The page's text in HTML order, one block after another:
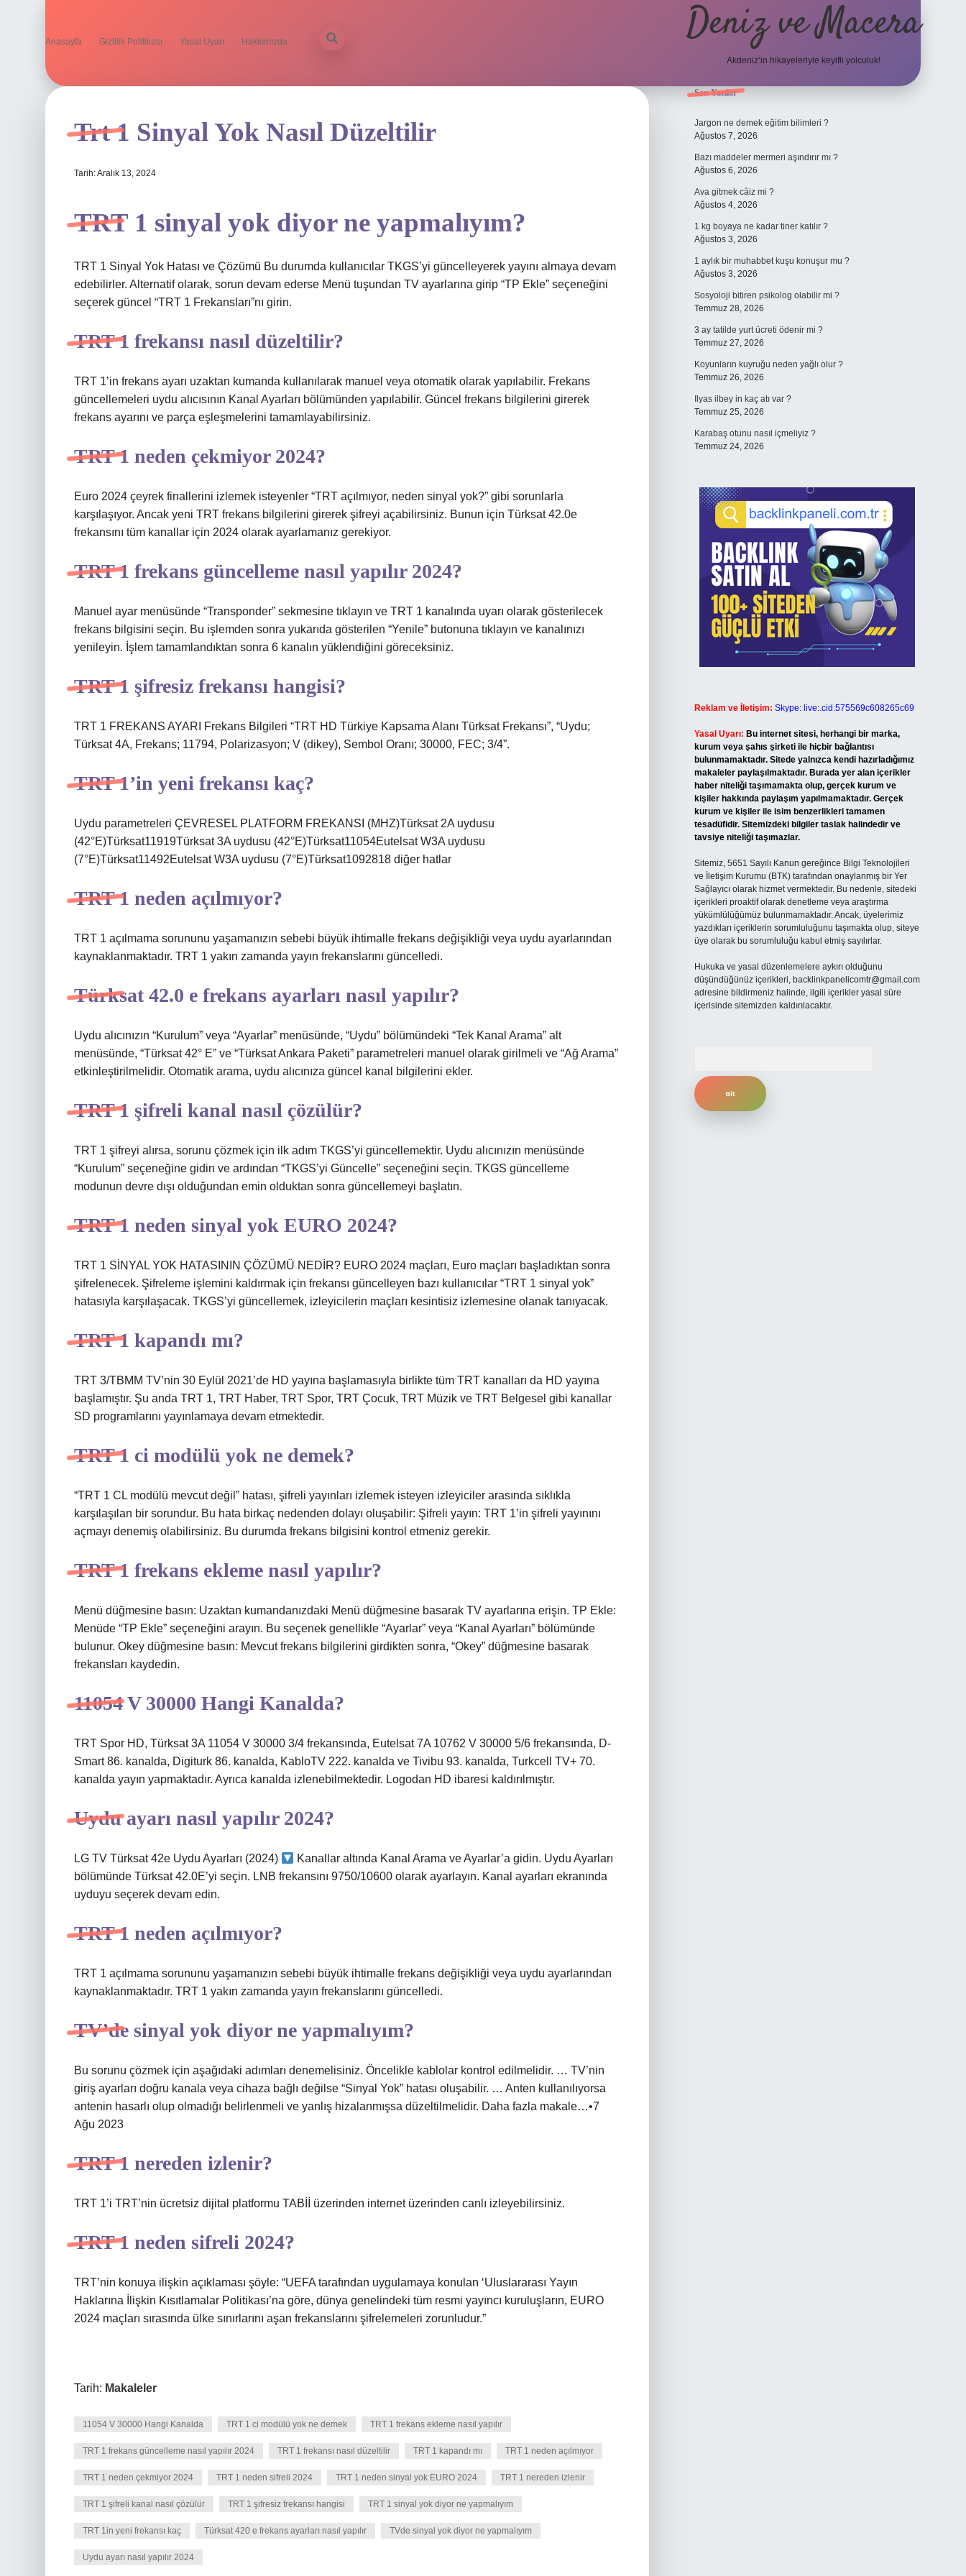
Anasayfa Gizlilik Politikası Yasal Uyarı Hakkımızda Deniz ve Macera
Akdeniz’in hikayeleriyle keyifli yolculuk!
Trt 1 Sinyal Yok Nasıl Düzeltilir
Tarih: Aralık 13, 2024
TRT 1 sinyal yok diyor ne yapmalıyım?
TRT 1 Sinyal Yok Hatası ve Çözümü Bu durumda kullanıcılar TKGS’yi güncelleyerek yayını almaya devam
edebilirler. Alternatif olarak, sorun devam ederse Menü tuşundan TV ayarlarına girip “TP Ekle” seçeneğini
seçerek güncel “TRT 1 Frekansları”nı girin.
TRT 1 frekansı nasıl düzeltilir?
TRT 1’in frekans ayarı uzaktan kumanda kullanılarak manuel veya otomatik olarak yapılabilir. Frekans
güncellemeleri uydu alıcısının Kanal Ayarları bölümünden yapılabilir. Güncel frekans bilgilerini girerek
frekans ayarını ve parça eşleşmelerini tamamlayabilirsiniz.
TRT 1 neden çekmiyor 2024?
Euro 2024 çeyrek finallerini izlemek isteyenler “TRT açılmıyor, neden sinyal yok?” gibi sorunlarla
karşılaşıyor. Ancak yeni TRT frekans bilgilerini girerek şifreyi açabilirsiniz. Bunun için Türksat 42.0e
frekansını tüm kanallar için 2024 olarak ayarlamanız gerekiyor.
TRT 1 frekans güncelleme nasıl yapılır 2024?
Manuel ayar menüsünde “Transponder” sekmesine tıklayın ve TRT 1 kanalında uyarı olarak gösterilecek
frekans bilgisini seçin. Bu işlemden sonra yukarıda gösterilen “Yenile” butonuna tıklayın ve kanalınızı
yenileyin. İşlem tamamlandıktan sonra 6 kanalın yüklendiğini göreceksiniz.
TRT 1 şifresiz frekansı hangisi?
TRT 1 FREKANS AYARI Frekans Bilgileri “TRT HD Türkiye Kapsama Alanı Türksat Frekansı”, “Uydu;
Türksat 4A, Frekans; 11794, Polarizasyon; V (dikey), Sembol Oranı; 30000, FEC; 3/4”.
TRT 1’in yeni frekansı kaç?
Uydu parametreleri ÇEVRESEL PLATFORM FREKANSI (MHZ)Türksat 2A uydusu
(42°E)Türksat11919Türksat 3A uydusu (42°E)Türksat11054Eutelsat W3A uydusu
(7°E)Türksat11492Eutelsat W3A uydusu (7°E)Türksat1092818 diğer hatlar
TRT 1 neden açılmıyor?
TRT 1 açılmama sorununu yaşamanızın sebebi büyük ihtimalle frekans değişikliği veya uydu ayarlarından
kaynaklanmaktadır. TRT 1 yakın zamanda yayın frekanslarını güncelledi.
Türksat 42.0 e frekans ayarları nasıl yapılır?
Uydu alıcınızın “Kurulum” veya “Ayarlar” menüsünde, “Uydu” bölümündeki “Tek Kanal Arama” alt
menüsünde, “Türksat 42° E” ve “Türksat Ankara Paketi” parametreleri manuel olarak girilmeli ve “Ağ Arama”
etkinleştirilmelidir. Otomatik arama, uydu alıcınıza güncel kanal bilgilerini ekler.
TRT 1 şifreli kanal nasıl çözülür?
TRT 1 şifreyi alırsa, sorunu çözmek için ilk adım TKGS’yi güncellemektir. Uydu alıcınızın menüsünde
“Kurulum” seçeneğine gidin ve ardından “TKGS’yi Güncelle” seçeneğini seçin. TKGS güncelleme
modunun devre dışı olduğundan emin olduktan sonra güncellemeyi başlatın.
TRT 1 neden sinyal yok EURO 2024?
TRT 1 SİNYAL YOK HATASININ ÇÖZÜMÜ NEDİR? EURO 2024 maçları, Euro maçları başladıktan sonra
şifrelenecek. Şifreleme işlemini kaldırmak için frekansı güncelleyen bazı kullanıcılar “TRT 1 sinyal yok”
hatasıyla karşılaşacak. TKGS’yi güncellemek, izleyicilerin maçları kesintisiz izlemesine olanak tanıyacak.
TRT 1 kapandı mı?
TRT 3/TBMM TV’nin 30 Eylül 2021’de HD yayına başlamasıyla birlikte tüm TRT kanalları da HD yayına
başlamıştır. Şu anda TRT 1, TRT Haber, TRT Spor, TRT Çocuk, TRT Müzik ve TRT Belgesel gibi kanallar
SD programlarını yayınlamaya devam etmektedir.
TRT 1 ci modülü yok ne demek?
“TRT 1 CL modülü mevcut değil” hatası, şifreli yayınları izlemek isteyen izleyiciler arasında sıklıkla
karşılaşılan bir sorundur. Bu hata birkaç nedenden dolayı oluşabilir: Şifreli yayın: TRT 1’in şifreli yayınını
açmayı denemiş olabilirsiniz. Bu durumda frekans bilgisini kontrol etmeniz gerekir.
TRT 1 frekans ekleme nasıl yapılır?
Menü düğmesine basın: Uzaktan kumandanızdaki Menü düğmesine basarak TV ayarlarına erişin. TP Ekle:
Menüde “TP Ekle” seçeneğini arayın. Bu seçenek genellikle “Ayarlar” veya “Kanal Ayarları” bölümünde
bulunur. Okey düğmesine basın: Mevcut frekans bilgilerini girdikten sonra, “Okey” düğmesine basarak
frekansları kaydedin.
11054 V 30000 Hangi Kanalda?
TRT Spor HD, Türksat 3A 11054 V 30000 3/4 frekansında, Eutelsat 7A 10762 V 30000 5/6 frekansında, D-
Smart 86. kanalda, Digiturk 86. kanalda, KabloTV 222. kanalda ve Tivibu 93. kanalda, Turkcell TV+ 70.
kanalda yayın yapmaktadır. Ayrıca kanalda izlenebilmektedir. Logodan HD ibaresi kaldırılmıştır.
Uydu ayarı nasıl yapılır 2024?
LG TV Türksat 42e Uydu Ayarları (2024)
Kanallar altında Kanal Arama ve Ayarlar’a gidin. Uydu Ayarları
bölümünde Türksat 42.0E’yi seçin. LNB frekansını 9750/10600 olarak ayarlayın. Kanal ayarları ekranında
uyduyu seçerek devam edin.
TRT 1 neden açılmıyor?
TRT 1 açılmama sorununu yaşamanızın sebebi büyük ihtimalle frekans değişikliği veya uydu ayarlarından
kaynaklanmaktadır. TRT 1 yakın zamanda yayın frekanslarını güncelledi.
TV’de sinyal yok diyor ne yapmalıyım?
Bu sorunu çözmek için aşağıdaki adımları denemelisiniz. Öncelikle kablolar kontrol edilmelidir. … TV’nin
giriş ayarları doğru kanala veya cihaza bağlı değilse “Sinyal Yok” hatası oluşabilir. … Anten kullanılıyorsa
antenin hasarlı olup olmadığı belirlenmeli ve yanlış hizalanmışsa düzeltilmelidir. Daha fazla makale…•7
Ağu 2023
TRT 1 nereden izlenir?
TRT 1’i TRT’nin ücretsiz dijital platformu TABİİ üzerinden internet üzerinden canlı izleyebilirsiniz.
TRT 1 neden sifreli 2024?
TRT’nin konuya ilişkin açıklaması şöyle: “UEFA tarafından uygulamaya konulan ‘Uluslararası Yayın
Haklarına İlişkin Kısıtlamalar Politikası’na göre, dünya genelindeki tüm resmi yayıncı kuruluşların, EURO
2024 maçları sırasında ülke sınırlarını aşan frekanslarını şifrelemeleri zorunludur.”
Tarih: Makaleler
11054 V 30000 Hangi Kanalda TRT 1 ci modülü yok ne demek TRT 1 frekans ekleme nasıl yapılır
TRT 1 frekans güncelleme nasıl yapılır 2024 TRT 1 frekansı nasıl düzeltilir TRT 1 kapandı mı TRT 1 neden açılmıyor
TRT 1 neden çekmiyor 2024 TRT 1 neden sifreli 2024 TRT 1 neden sinyal yok EURO 2024 TRT 1 nereden izlenir
TRT 1 şifreli kanal nasıl çözülür TRT 1 şifresiz frekansı hangisi TRT 1 sinyal yok diyor ne yapmalıyım
TRT 1in yeni frekansı kaç Türksat 420 e frekans ayarları nasıl yapılır TVde sinyal yok diyor ne yapmalıyım
Uydu ayarı nasıl yapılır 2024
Sidebar
Son Yazılar
Jargon ne demek eğitim bilimleri ?
Ağustos 7, 2026
Bazı maddeler mermeri aşındırır mı ?
Ağustos 6, 2026
Ava gitmek câiz mi ?
Ağustos 4, 2026
1 kg boyaya ne kadar tiner katılır ?
Ağustos 3, 2026
1 aylık bir muhabbet kuşu konuşur mu ?
Ağustos 3, 2026
Sosyoloji bitiren psikolog olabilir mi ?
Temmuz 28, 2026
3 ay tatilde yurt ücreti ödenir mi ?
Temmuz 27, 2026
Koyunların kuyruğu neden yağlı olur ?
Temmuz 26, 2026
Ilyas ilbey in kaç atı var ?
Temmuz 25, 2026
Karabaş otunu nasıl içmeliyiz ?
Temmuz 24, 2026
Reklam ve İletişim: Skype: live:.cid.575569c608265c69
Yasal Uyarı: Bu internet sitesi, herhangi bir marka,
kurum veya şahıs şirketi ile hiçbir bağlantısı
bulunmamaktadır. Sitede yalnızca kendi hazırladığımız
makaleler paylaşılmaktadır. Burada yer alan içerikler
haber niteliği taşımamakta olup, gerçek kurum ve
kişiler hakkında paylaşım yapılmamaktadır. Gerçek
kurum ve kişiler ile isim benzerlikleri tamamen
tesadüfidir. Sitemizdeki bilgiler taslak halindedir ve
tavsiye niteliği taşımazlar.
Sitemiz, 5651 Sayılı Kanun gereğince Bilgi Teknolojileri
ve İletişim Kurumu (BTK) tarafından onaylanmış bir Yer
Sağlayıcı olarak hizmet vermektedir. Bu nedenle, sitedeki
içerikleri proaktif olarak denetleme veya araştırma
yükümlülüğümüz bulunmamaktadır. Ancak, üyelerimiz
yazdıkları içeriklerin sorumluluğunu taşımakta olup, siteye
üye olarak bu sorumluluğu kabul etmiş sayılırlar.
Hukuka ve yasal düzenlemelere aykırı olduğunu
düşündüğünüz içerikleri, backlinkpanelicomtr@gmail.com
adresine bildirmeniz halinde, ilgili içerikler yasal süre
içerisinde sitemizden kaldırılacaktır.